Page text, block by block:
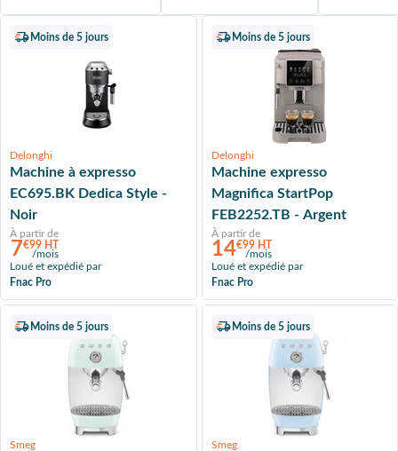
Moins de 5 jours
Delonghi
Machine à expresso
EC695.BK Dedica Style -
Noir
À partir de
7€99 HT
/mois
Loué et expédié par
Fnac Pro
Moins de 5 jours
Delonghi
Machine expresso
Magnifica StartPop
FEB2252.TB - Argent
À partir de
14€99 HT
/mois
Loué et expédié par
Fnac Pro
Moins de 5 jours
Smeg
Moins de 5 jours
Smeg